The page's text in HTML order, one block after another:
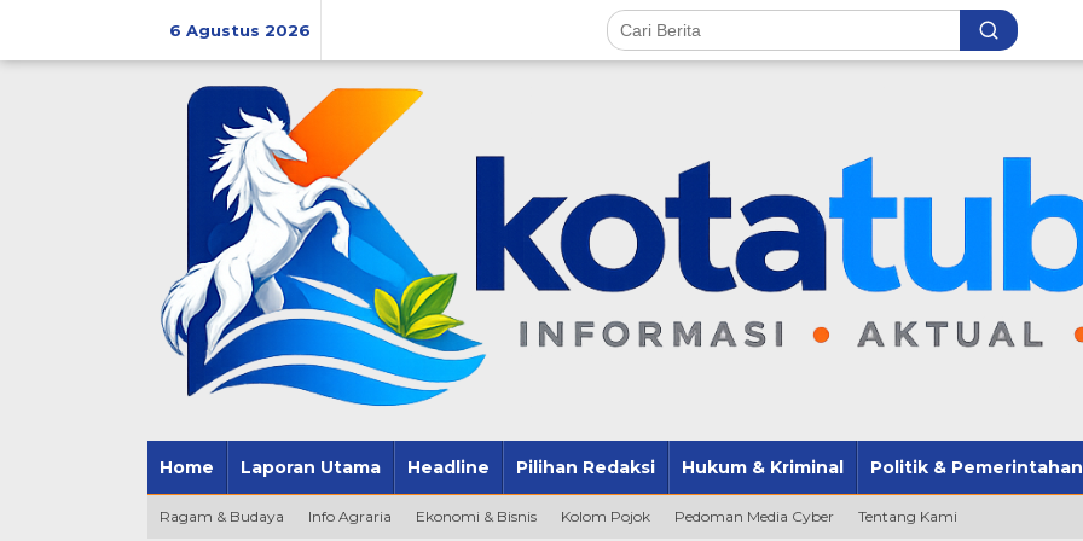
6 Agustus 2026
Home Laporan Utama Headline Pilihan Redaksi Hukum & Kriminal Politik & Pemerintahan
Ragam & Budaya Info Agraria Ekonomi & Bisnis Kolom Pojok Pedoman Media Cyber Tentang Kami